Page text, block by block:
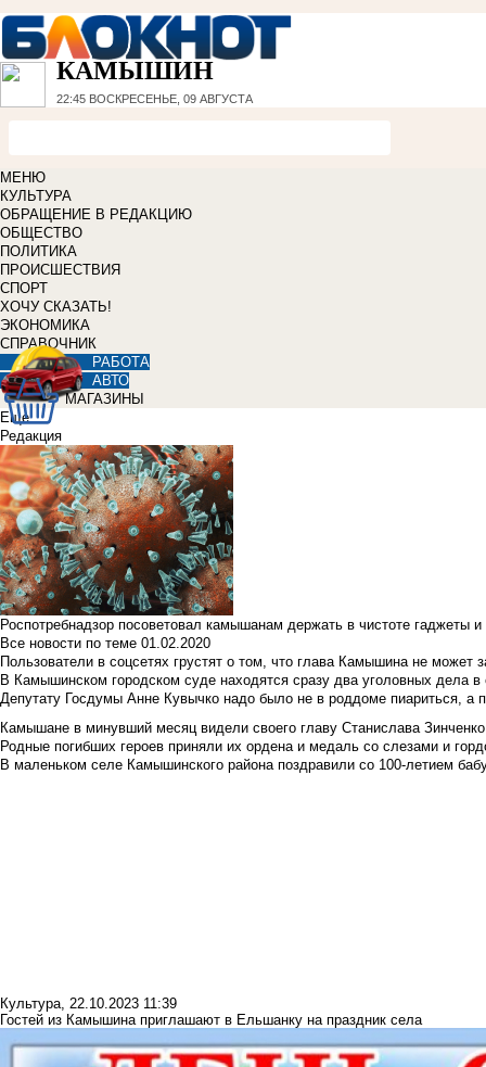
КАМЫШИН
22:45 ВОСКРЕСЕНЬЕ, 09 АВГУСТА
МЕНЮ
КУЛЬТУРА
ОБРАЩЕНИЕ В РЕДАКЦИЮ
ОБЩЕСТВО
ПОЛИТИКА
ПРОИСШЕСТВИЯ
СПОРТ
ХОЧУ СКАЗАТЬ!
ЭКОНОМИКА
СПРАВОЧНИК
РАБОТА
АВТО
МАГАЗИНЫ
Еще
Редакция
Роспотребнадзор посоветовал камышанам держать в чистоте гаджеты
Все новости по теме 01.02.2020
Пользователи в соцсетях грустят о том, что глава Камышина не может
В Камышинском городском суде находятся сразу два уголовных дела
Депутату Госдумы Анне Кувычко надо было не в роддоме пиариться, а
Камышане в минувший месяц видели своего главу Станислава Зинченко
Родные погибших героев приняли их ордена и медаль со слезами и
В маленьком селе Камышинского района поздравили со 100-летием
Культура, 22.10.2023 11:39
Гостей из Камышина приглашают в Ельшанку на праздник села